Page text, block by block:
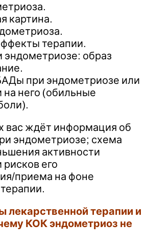
картина.
терапии.
эндометриозе: образ
при эндометриозе или
на него (обильные
вас ждёт информация об
эндометриозе; схема
активности
его
приема на фоне
лекарственной терапии и
КОК эндометриоз не